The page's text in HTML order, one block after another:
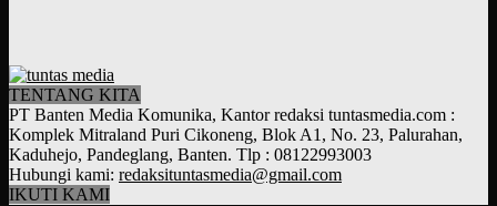
TENTANG KITA
PT Banten Media Komunika, Kantor redaksi tuntasmedia.com :
Komplek Mitraland Puri Cikoneng, Blok A1, No. 23, Palurahan,
Kaduhejo, Pandeglang, Banten. Tlp : 08122993003
Hubungi kami: redaksituntasmedia@gmail.com
IKUTI KAMI